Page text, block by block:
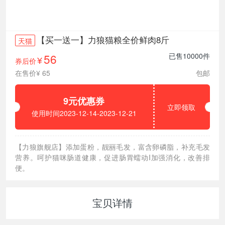
天猫 【买一送一】力狼猫粮全价鲜肉8斤
券后价¥ 56
已售10000件
在售价¥ 65
包邮
9元优惠券
使用时间2023-12-14-2023-12-21
立即领取
【力狼旗舰店】添加蛋粉，靓丽毛发，富含卵磷脂，补充毛发
营养。呵护猫咪肠道健康，促进肠胃蠕动I加强消化，改善排
便。
宝贝详情